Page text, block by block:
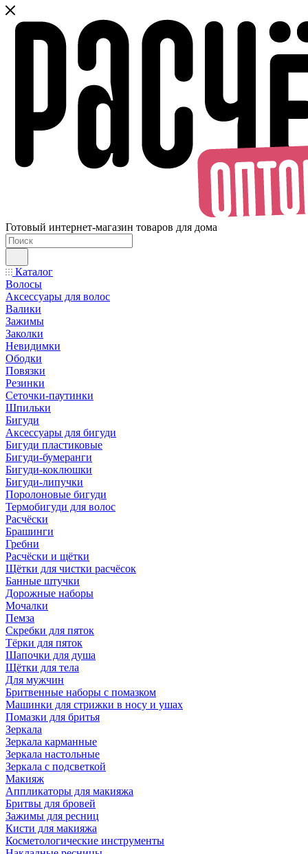
Готовый интернет-магазин товаров для дома
Каталог
Волосы
Аксессуары для волос
Валики
Зажимы
Заколки
Невидимки
Ободки
Повязки
Резинки
Сеточки-паутинки
Шпильки
Бигуди
Аксессуары для бигуди
Бигуди пластиковые
Бигуди-бумеранги
Бигуди-коклюшки
Бигуди-липучки
Поролоновые бигуди
Термобигуди для волос
Расчёски
Брашинги
Гребни
Расчёски и щётки
Щётки для чистки расчёсок
Банные штучки
Дорожные наборы
Мочалки
Пемза
Скребки для пяток
Тёрки для пяток
Шапочки для душа
Щётки для тела
Для мужчин
Бритвенные наборы с помазком
Машинки для стрижки в носу и ушах
Помазки для бритья
Зеркала
Зеркала карманные
Зеркала настольные
Зеркала с подсветкой
Макияж
Аппликаторы для макияжа
Бритвы для бровей
Зажимы для ресниц
Кисти для макияжа
Косметологические инструменты